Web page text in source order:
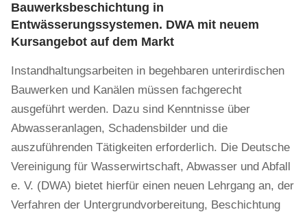
Bauwerksbeschichtung in
Entwässerungssystemen. DWA mit neuem
Kursangebot auf dem Markt
Instandhaltungsarbeiten in begehbaren unterirdischen
Bauwerken und Kanälen müssen fachgerecht
ausgeführt werden. Dazu sind Kenntnisse über
Abwasseranlagen, Schadensbilder und die
auszuführenden Tätigkeiten erforderlich. Die Deutsche
Vereinigung für Wasserwirtschaft, Abwasser und Abfall
e. V. (DWA) bietet hierfür einen neuen Lehrgang an, der
Verfahren der Untergrundvorbereitung, Beschichtung